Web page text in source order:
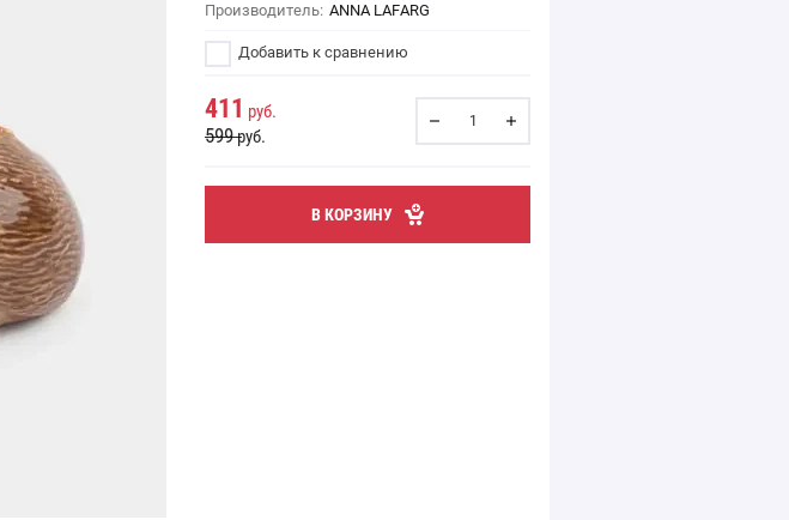
Производитель: ANNA LAFARG
Добавить к сравнению
411 руб.
599руб.
В КОРЗИНУ